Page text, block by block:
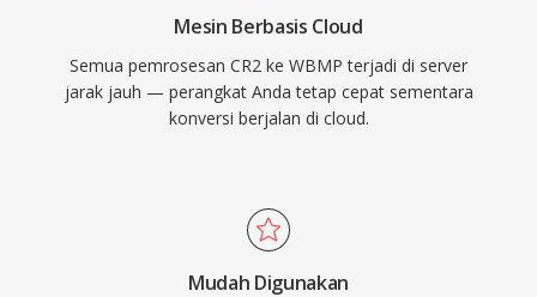
Mesin Berbasis Cloud
Semua pemrosesan CR2 ke WBMP terjadi di server
jarak jauh — perangkat Anda tetap cepat sementara
konversi berjalan di cloud.
Mudah Digunakan